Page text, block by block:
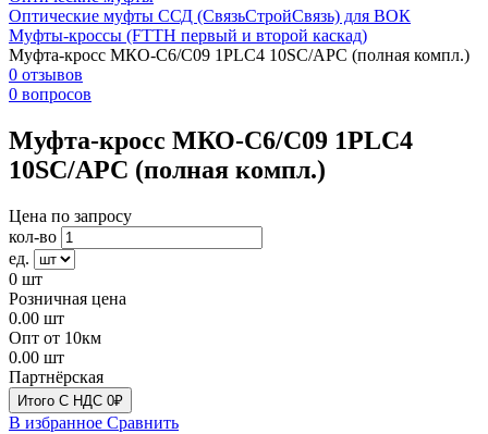
Оптические муфты ССД (СвязьСтройСвязь) для ВОК
Муфты-кроссы (FTTH первый и второй каскад)
Муфта-кросс МКО-С6/С09 1PLC4 10SC/APC (полная компл.)
0 отзывов
0 вопросов
Муфта-кросс МКО-С6/С09 1PLC4
10SC/APC (полная компл.)
Цена по запросу
кол-во
ед.
0 шт
Розничная цена
0.00 шт
Опт от 10км
0.00 шт
Партнёрская
Итого C НДС 0₽
В избранное Сравнить